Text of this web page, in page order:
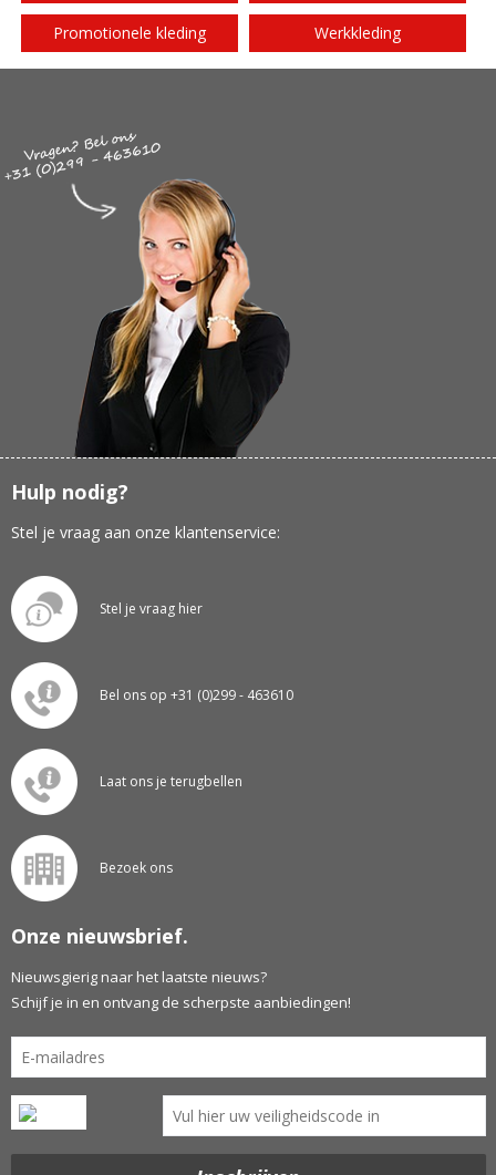
Promotionele kleding Werkkleding
Hulp nodig?
Stel je vraag aan onze klantenservice:
Stel je vraag hier
Bel ons op +31 (0)299 - 463610
Laat ons je terugbellen
Bezoek ons
Onze nieuwsbrief.
Nieuwsgierig naar het laatste nieuws?
Schijf je in en ontvang de scherpste aanbiedingen!